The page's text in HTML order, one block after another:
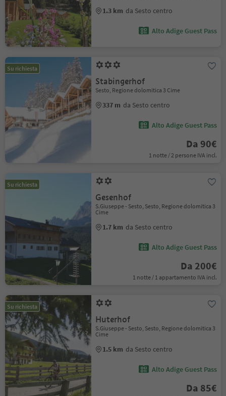
1.3 km da Sesto centro
Alto Adige Guest Pass
Su richiesta
Stabingerhof
Sesto, Regione dolomitica 3 Cime
337 m da Sesto centro
Alto Adige Guest Pass
Da 90€
1 notte / 2 persone IVA incl.
Su richiesta
Gesenhof
S.Giuseppe - Sesto, Sesto, Regione dolomitica 3
Cime
1.7 km da Sesto centro
Alto Adige Guest Pass
Da 200€
1 notte / 1 appartamento IVA incl.
Su richiesta
Huterhof
S.Giuseppe - Sesto, Sesto, Regione dolomitica 3
Cime
1.5 km da Sesto centro
Alto Adige Guest Pass
Da 85€